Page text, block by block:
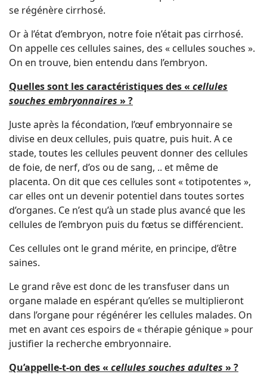
se régénère cirrhosé.
Or à l’état d’embryon, notre foie n’était pas cirrhosé.
On appelle ces cellules saines, des « cellules souches ».
On en trouve, bien entendu dans l’embryon.
Quelles sont les caractéristiques des « cellules
souches embryonnaires » ?
Juste après la fécondation, l’œuf embryonnaire se
divise en deux cellules, puis quatre, puis huit. A ce
stade, toutes les cellules peuvent donner des cellules
de foie, de nerf, d’os ou de sang, .. et même de
placenta. On dit que ces cellules sont « totipotentes »,
car elles ont un devenir potentiel dans toutes sortes
d’organes. Ce n’est qu’à un stade plus avancé que les
cellules de l’embryon puis du fœtus se différencient.
Ces cellules ont le grand mérite, en principe, d’être
saines.
Le grand rêve est donc de les transfuser dans un
organe malade en espérant qu’elles se multiplieront
dans l’organe pour régénérer les cellules malades. On
met en avant ces espoirs de « thérapie génique » pour
justifier la recherche embryonnaire.
Qu’appelle-t-on des « cellules souches adultes » ?